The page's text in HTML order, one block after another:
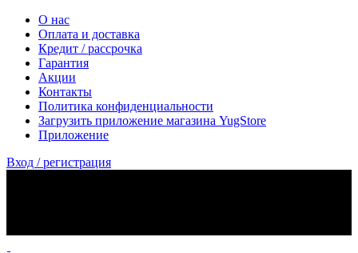
О нас
Оплата и доставка
Кредит / рассрочка
Гарантия
Акции
Контакты
Политика конфиденциальности
Загрузить приложение магазина YugStore
Приложение
Вход / регистрация